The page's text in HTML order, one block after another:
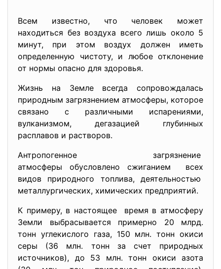
Всем известно, что человек может
находиться без воздуха всего лишь около 5
минут, при этом воздух должен иметь
определенную чистоту, и любое отклонение
от нормы опасно для здоровья.
Жизнь на Земле всегда сопровождалась
природным загрязнением атмосферы, которое
связано с различными испарениями,
вулканизмом, дегазацией глубинных
расплавов и растворов.
Антропогенное загрязнение
атмосферы обусловлено сжиганием всех
видов природного топлива, деятельностью
металлургических, химических предприятий.
К примеру, в настоящее время в атмосферу
Земли выбрасывается примерно 20 млрд.
тонн углекислого газа, 150 млн. тонн окиси
серы (36 млн. тонн за счет природных
источников), до 53 млн. тонн окиси азота